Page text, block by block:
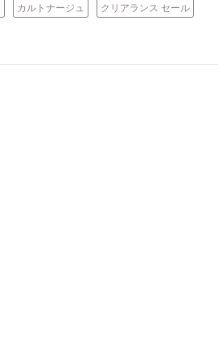
カルトナージュ クリアランス セール